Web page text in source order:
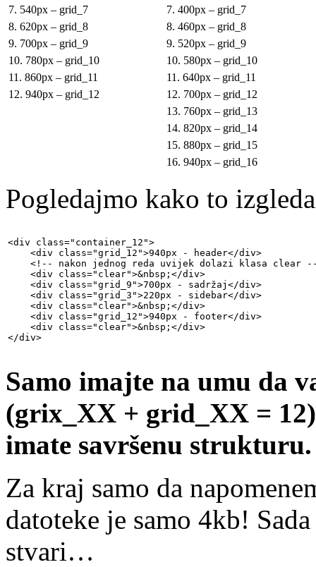
7. 540px – grid_7
7. 400px – grid_7
8. 620px – grid_8
8. 460px – grid_8
9. 700px – grid_9
9. 520px – grid_9
10. 780px – grid_10
10. 580px – grid_10
11. 860px – grid_11
11. 640px – grid_11
12. 940px – grid_12
12. 700px – grid_12
13. 760px – grid_13
14. 820px – grid_14
15. 880px – grid_15
16. 940px – grid_16
Pogledajmo kako to
<div class="container_12">
    <div class="grid_12">940px - header</div>
<!-- nakon jednog reda uvijek dolazi klasa clear
    <div class="clear">&nbsp;</div>
    <div class="grid_9">700px - sadržaj</div>
    <div class="grid_3">220px - sidebar</div>
    <div class="clear">&nbsp;</div>
    <div class="grid_12">940px - footer</div>
    <div class="clear">&nbsp;</div>
</div>
Samo imajte na umu da
(grix_XX + grid_XX =
imate savršenu strukturu.
Za kraj samo da
datoteke je samo 4kb!
stvari…